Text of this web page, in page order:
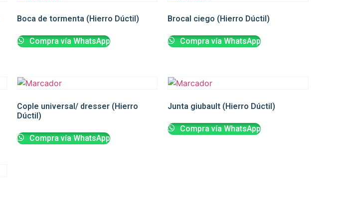
Boca de tormenta (Hierro Dúctil)
Compra vía WhatsApp
Brocal ciego (Hierro Dúctil)
Compra vía WhatsApp
Cople universal/ dresser (Hierro
Dúctil)
Compra vía WhatsApp
Junta giubault (Hierro Dúctil)
Compra vía WhatsApp